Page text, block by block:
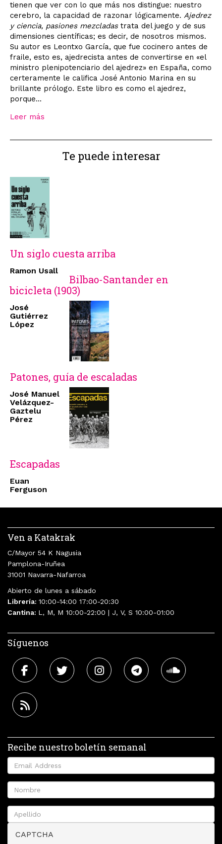
tienen que ver con lo que más nos distingue: nuestro
cerebro, la capacidad de razonar lógicamente. Ajedrez
y ciencia, pasiones mezcladastrata del juego y de sus
dimensiones científicas; es decir, de nosotros mismos.
Su autor es Leontxo García, que fue cocinero antes de
fraile, esto es, ajedrecista antes de convertirse en «el
ministro plenipotenciario del ajedrez» en España, como
certeramente le califica José Antonio Marina en su
brillante prólogo. Este libro es como el ajedrez,
porque...
Leer más
Te puede interesar
Un siglo cuesta arriba
Ramon Usall
Bilbao-Santander en
bicicleta (1903)
José
Gutiérrez
López
Patones, guía de escaladas
José Manuel
Velázquez-
Gaztelu
Pérez
Escapadas
Euan
Ferguson
Ven a Katakrak
C/Mayor 54 K Nagusia
Pamplona-Iruñea
31001 Navarra-Nafarroa
Abierto de lunes a sábado
Librería: 10:00-14:00 17:00-20:30
Cantina: L, M, M 10:00-22:00 | J, V, S 10:00-01:00
Síguenos
Recibe nuestro boletín semanal
CAPTCHA